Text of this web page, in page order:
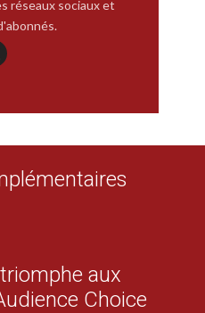
réseaux sociaux et
aux
Choice